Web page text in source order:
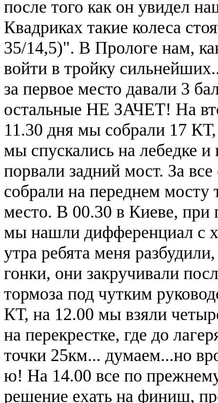
после того как он увидел
Квадриках такие колеса
35/14,5)". В Прологе нам,
войти в тройку
за первое место давали 3
остальные НЕ ЗАЧЕТ! На
11.30 дня мы собрали 17
мы спускались на лебедке
порвали задний мост. За
собрали на переднем мосту
место. В 00.30 в Киеве,
мы нашли дифференциал с
утра ребята меня
гонки, они закручивали
тормоза под чутким
КТ, на 12.00 мы взяли
на перекрестке, где до
точки 25км... думаем...но
ю! На 14.00 все по
решение ехать на финиш,